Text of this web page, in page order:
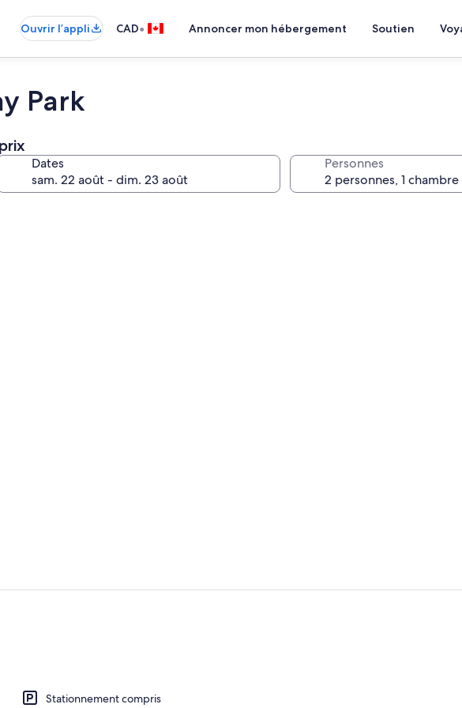
Ouvrir l’appli CAD• Annoncer mon hébergement Soutien
Park
Dates Personnes
Stationnement compris